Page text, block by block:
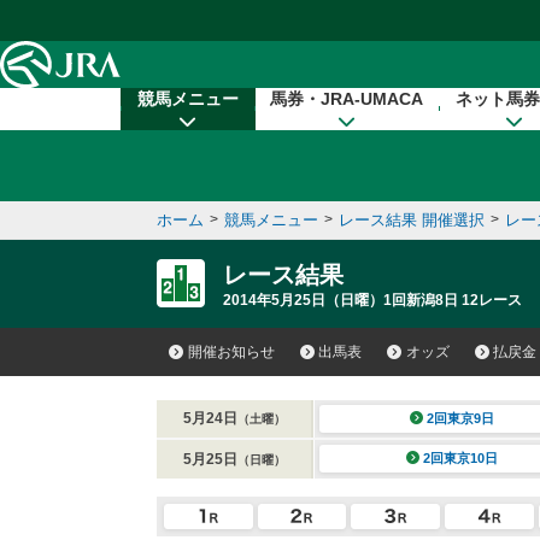
競馬メニュー 馬券・JRA-UMACA ネット馬
ホーム > 競馬メニュー > レース結果 開催選択 > レ
レース結果
2014年5月25日（日曜）1回新潟8日 12レース
開催お知らせ 出馬表 オッズ 払戻金
5月24日 （土曜） 2回東京9日
5月25日 （日曜） 2回東京10日